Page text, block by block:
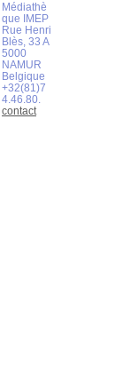
Médiathè
que IMEP
Rue Henri
Blès, 33 A
5000
NAMUR
Belgique
+32(81)7
4.46.80.
contact